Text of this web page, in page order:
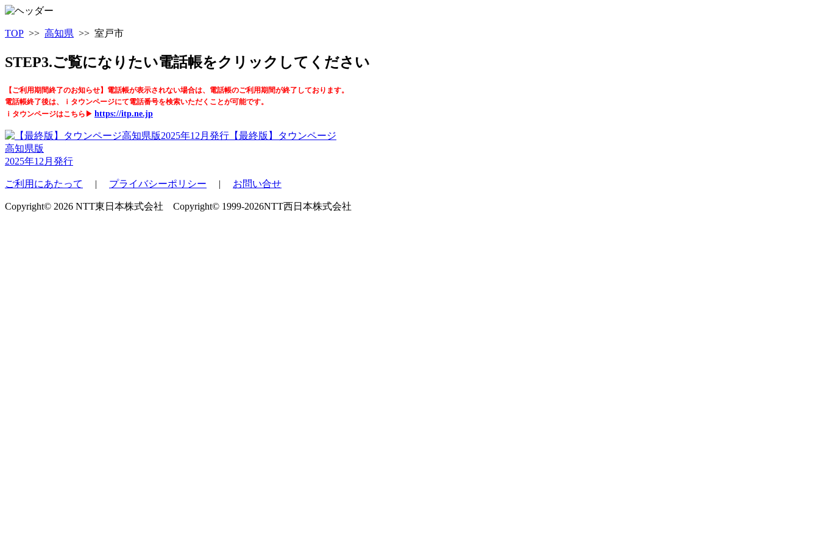
TOP >> 高知県 >> 室戸市
STEP3.ご覧になりたい電話帳をクリックしてください
【ご利用期間終了のお知らせ】電話帳が表示されない場合は、電話帳のご利用期間が終了しております。
電話帳終了後は、ｉタウンページにて電話番号を検索いただくことが可能です。
ｉタウンページはこちら▶ https://itp.ne.jp
【最終版】タウンページ
高知県版
2025年12月発行
ご利用にあたって | プライバシーポリシー | お問い合せ
Copyright© 2026 NTT東日本株式会社 Copyright© 1999-2026NTT西日本株式会社